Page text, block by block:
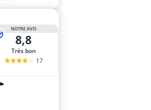
NOTRE AVIS
8,8
Très bon
17